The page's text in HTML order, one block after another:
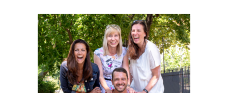
Den, kdy se mám ráda